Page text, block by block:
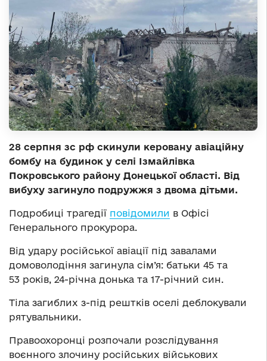
28 серпня зс рф скинули керовану авіаційну
бомбу на будинок у селі Ізмайлівка
Покровського району Донецької області. Від
вибуху загинуло подружжя з двома дітьми.
Подробиці трагедії повідомили в Офісі
Генерального прокурора.
Від удару російської авіації під завалами
домоволодіння загинула сім’я: батьки 45 та
53 років, 24-річна донька та 17-річний син.
Тіла загиблих з-під рештків оселі деблокували
рятувальники.
Правоохоронці розпочали розслідування
воєнного злочину російських військових